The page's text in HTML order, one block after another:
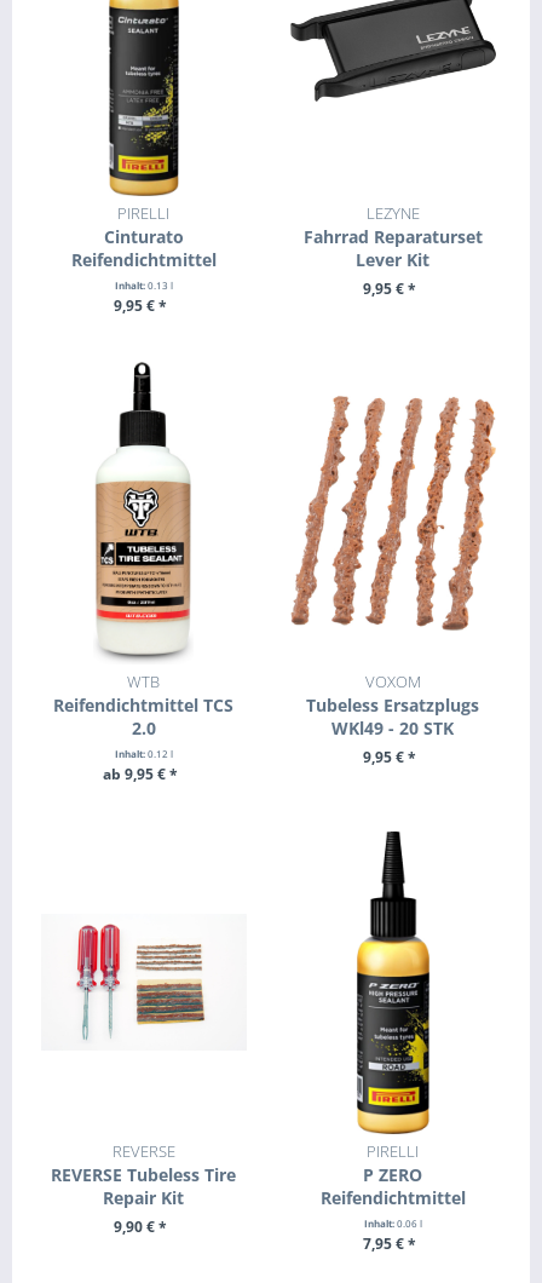
PIRELLI
Cinturato
Reifendichtmittel
Inhalt:0.13 l
9,95 € *
LEZYNE
Fahrrad Reparaturset
Lever Kit
9,95 € *
WTB
Reifendichtmittel TCS
2.0
Inhalt:0.12 l
ab 9,95 € *
VOXOM
Tubeless Ersatzplugs
WKl49 - 20 STK
9,95 € *
REVERSE
REVERSE Tubeless Tire
Repair Kit
9,90 € *
PIRELLI
P ZERO
Reifendichtmittel
Inhalt:0.06 l
7,95 € *